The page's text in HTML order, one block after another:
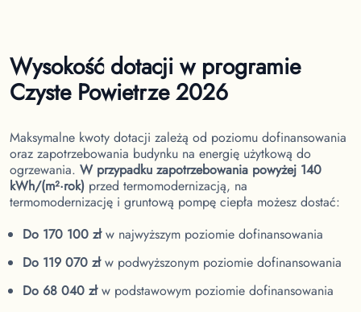
Wysokość dotacji w programie
Czyste Powietrze 2026
Maksymalne kwoty dotacji zależą od poziomu dofinansowania
oraz zapotrzebowania budynku na energię użytkową do
ogrzewania. W przypadku zapotrzebowania powyżej 140
kWh/(m²·rok) przed termomodernizacją, na
termomodernizację i gruntową pompę ciepła możesz dostać:
Do 170 100 złw najwyższym poziomie dofinansowania
Do 119 070 złw podwyższonym poziomie dofinansowania
Do 68 040 złw podstawowym poziomie dofinansowania